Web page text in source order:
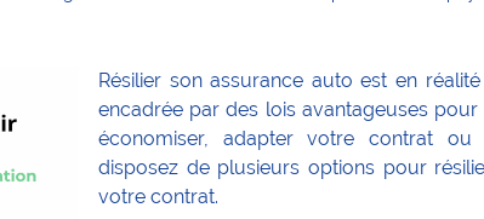
Résilier son assurance auto est en
encadrée par des lois avantageuses
économiser, adapter votre contrat
disposez de plusieurs options pour
votre contrat.